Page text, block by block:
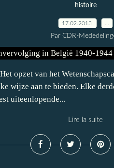
histoire
17.02.2013
Par CDR-
opzet van het
wijze aan te bieden. Elke
uiteenlopende...
Lire la suite